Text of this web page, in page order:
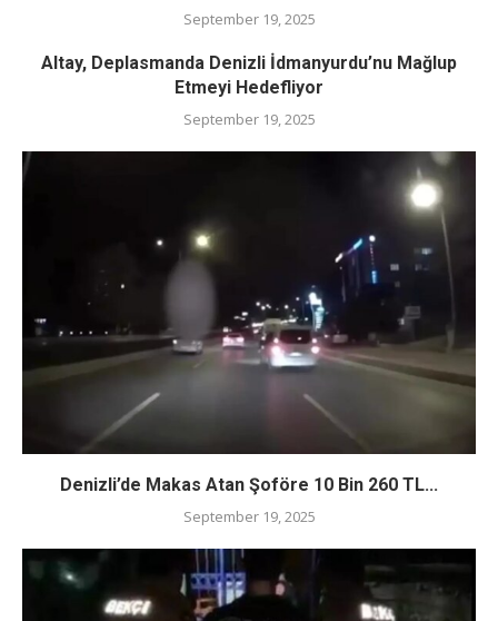
September 19, 2025
Altay, Deplasmanda Denizli İdmanyurdu’nu Mağlup
Etmeyi Hedefliyor
September 19, 2025
Denizli’de Makas Atan Şoföre 10 Bin 260 TL...
September 19, 2025